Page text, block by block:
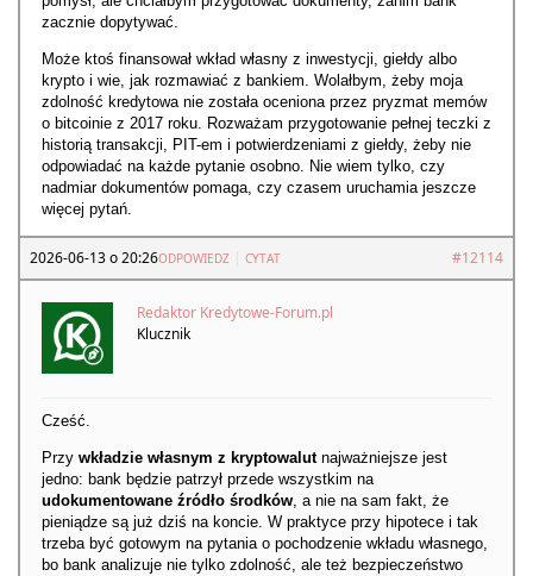
zacznie dopytywać.
Może ktoś finansował wkład własny z inwestycji, giełdy albo
krypto i wie, jak rozmawiać z bankiem. Wolałbym, żeby moja
zdolność kredytowa nie została oceniona przez pryzmat memów
o bitcoinie z 2017 roku. Rozważam przygotowanie pełnej teczki z
historią transakcji, PIT-em i potwierdzeniami z giełdy, żeby nie
odpowiadać na każde pytanie osobno. Nie wiem tylko, czy
nadmiar dokumentów pomaga, czy czasem uruchamia jeszcze
więcej pytań.
2026-06-13 o 20:26 #12114
ODPOWIEDZ CYTAT
Redaktor Kredytowe-Forum.pl
Klucznik
Cześć.
Przy wkładzie własnym z kryptowalutnajważniejsze jest
jedno: bank będzie patrzył przede wszystkim na
udokumentowane źródło środków, a nie na sam fakt, że
pieniądze są już dziś na koncie. W praktyce przy hipotece i tak
trzeba być gotowym na pytania o pochodzenie wkładu własnego,
bo bank analizuje nie tylko zdolność, ale też bezpieczeństwo